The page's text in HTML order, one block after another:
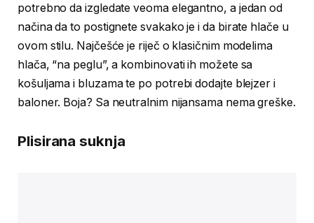
potrebno da izgledate veoma elegantno, a jedan od
načina da to postignete svakako je i da birate hlače u
ovom stilu. Najčešće je riječ o klasičnim modelima
hlača, “na peglu”, a kombinovati ih možete sa
košuljama i bluzama te po potrebi dodajte blejzer i
baloner. Boja? Sa neutralnim nijansama nema greške.
Plisirana suknja